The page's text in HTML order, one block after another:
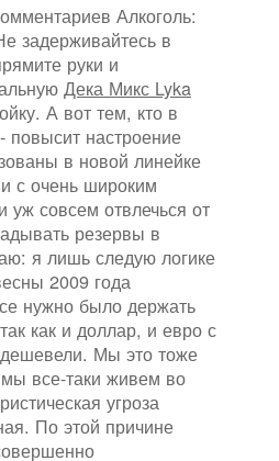
Алкоголь:
задерживайтесь в
руки и
Дека Микс Lyka
А вот тем, кто в
повысит настроение
в новой линейке
с очень широким
уж совсем отвлечься от
резервы в
я лишь следую логике
2009 года
нужно было держать
как и доллар, и евро с
Мы это тоже
все-таки живем во
угроза
По этой причине